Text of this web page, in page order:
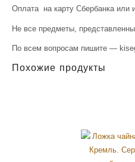
Оплата на карту Сбербанка или
Не все предметы,
По всем вопросам пишите —
Похожие продукты